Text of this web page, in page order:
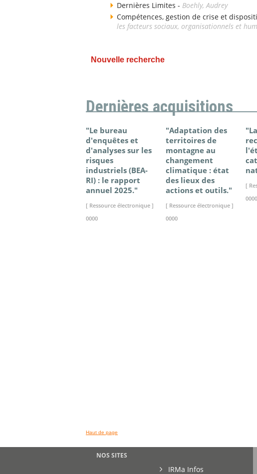
Dernières Limites - Boehly, Audrey
Compétences, gestion de crise et
les facteurs sociaux, organisationnels et
Nouvelle recherche
Dernières acquisitions
"Le bureau
d'enquêtes et
d'analyses sur les
risques
industriels (BEA-
RI) : le rapport
annuel 2025."
[ Ressource électronique ]
0000
"Adaptation des
territoires de
montagne au
changement
climatique : état
des lieux des
actions et outils."
[ Ressource électronique ]
0000
"La
[
0000
Haut de page
NOS SITES
IRMa Infos